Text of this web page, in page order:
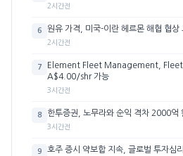
2시간전
6 원유 가격, 미국-이란 헤르몬 해협 협상
2시간전
7
Element Fleet Management,
A$4.00/shr 가능
3시간전
8 한투증권, 노무라와 순익 격차 2000억
3시간전
9 호주 증시 약보합 지속, 글로벌 투자심